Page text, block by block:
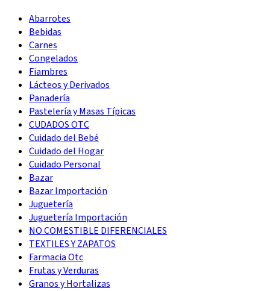
Abarrotes
Bebidas
Carnes
Congelados
Fiambres
Lácteos y Derivados
Panadería
Pastelería y Masas Típicas
CUDADOS OTC
Cuidado del Bebé
Cuidado del Hogar
Cuidado Personal
Bazar
Bazar Importación
Juguetería
Juguetería Importación
NO COMESTIBLE DIFERENCIALES
TEXTILES Y ZAPATOS
Farmacia Otc
Frutas y Verduras
Granos y Hortalizas